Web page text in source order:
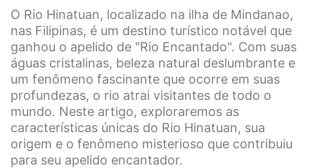
O Rio Hinatuan, localizado na ilha de Mindanao,
nas Filipinas, é um destino turístico notável que
ganhou o apelido de "Rio Encantado". Com suas
águas cristalinas, beleza natural deslumbrante e
um fenômeno fascinante que ocorre em suas
profundezas, o rio atrai visitantes de todo o
mundo. Neste artigo, exploraremos as
características únicas do Rio Hinatuan, sua
origem e o fenômeno misterioso que contribuiu
para seu apelido encantador.